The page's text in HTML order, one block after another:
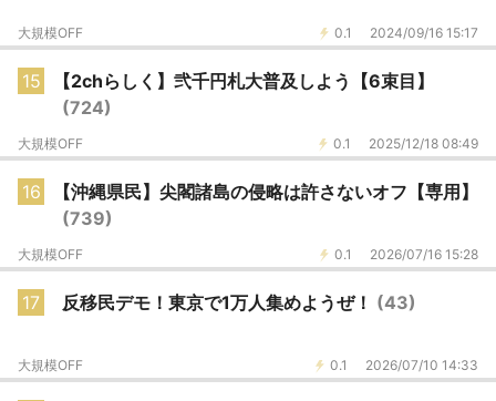
0.1 2024/09/16 15:17
大規模OFF
15
【2chらしく】弐千円札大普及しよう【6束目】
(724)
0.1 2025/12/18 08:49
大規模OFF
16
【沖縄県民】尖閣諸島の侵略は許さないオフ【専用】
(739)
0.1 2026/07/16 15:28
大規模OFF
17 反移民デモ！東京で1万人集めようぜ！ (43)
0.1 2026/07/10 14:33
大規模OFF